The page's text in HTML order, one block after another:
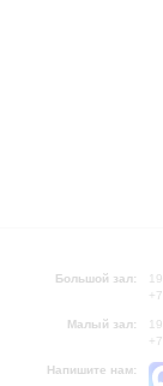
Большой зал:
Малый зал:
Напишите нам: